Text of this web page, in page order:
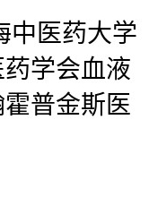
中医药大学
学会血液
普金斯医